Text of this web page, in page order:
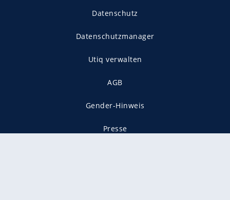
Datenschutz
Datenschutzmanager
Utiq verwalten
AGB
Gender-Hinweis
Presse